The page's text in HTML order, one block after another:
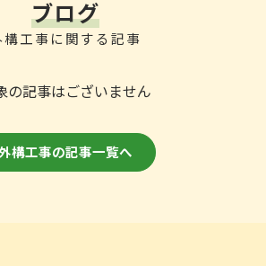
ブログ
構工事に関する記事
の記事はございません
構工事の記事一覧へ